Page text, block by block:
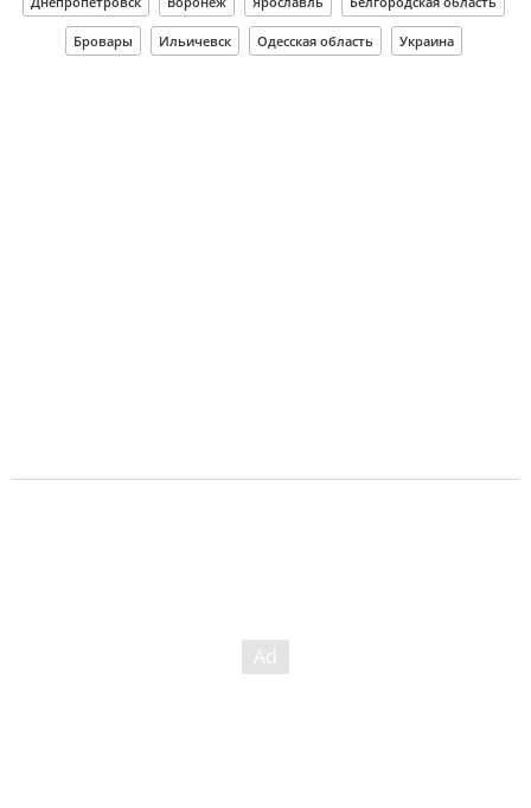
Бровары Ильичевск Одесская область Украина